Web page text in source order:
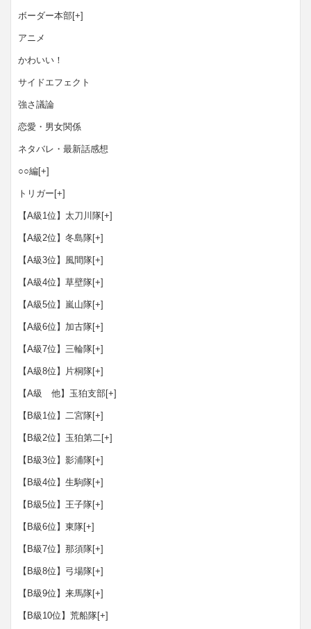
ボーダー本部[+]
アニメ
かわいい！
サイドエフェクト
強さ議論
恋愛・男女関係
ネタバレ・最新話感想
○○編[+]
トリガー [+]
【A級1位】太刀川隊[+]
【A級2位】冬島隊[+]
【A級3位】風間隊[+]
【A級4位】草壁隊[+]
【A級5位】嵐山隊[+]
【A級6位】加古隊[+]
【A級7位】三輪隊[+]
【A級8位】片桐隊[+]
【A級 他】玉狛支部[+]
【B級1位】二宮隊[+]
【B級2位】玉狛第二[+]
【B級3位】影浦隊[+]
【B級4位】生駒隊[+]
【B級5位】王子隊[+]
【B級6位】東隊[+]
【B級7位】那須隊[+]
【B級8位】弓場隊[+]
【B級9位】来馬隊[+]
【B級10位】荒船隊[+]